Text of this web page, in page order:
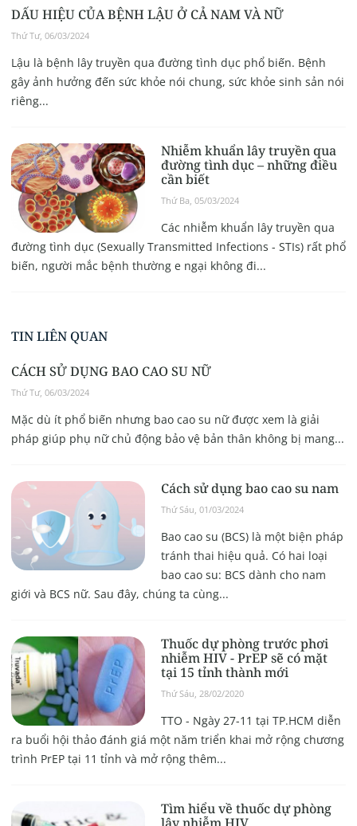
DẤU HIỆU CỦA BỆNH LẬU Ở CẢ NAM VÀ NỮ
Thứ Tư, 06/03/2024
Lậu là bệnh lây truyền qua đường tình dục phổ biến. Bệnh
gây ảnh hưởng đến sức khỏe nói chung, sức khỏe sinh sản nói
riêng...
Nhiễm khuẩn lây truyền qua
đường tình dục – những điều
cần biết
Thứ Ba, 05/03/2024
Các nhiễm khuẩn lây truyền qua
đường tình dục (Sexually Transmitted Infections - STIs) rất phổ
biến, người mắc bệnh thường e ngại không đi...
TIN LIÊN QUAN
CÁCH SỬ DỤNG BAO CAO SU NỮ
Thứ Tư, 06/03/2024
Mặc dù ít phổ biến nhưng bao cao su nữ được xem là giải
pháp giúp phụ nữ chủ động bảo vệ bản thân không bị mang...
Cách sử dụng bao cao su nam
Thứ Sáu, 01/03/2024
Bao cao su (BCS) là một biện pháp
tránh thai hiệu quả. Có hai loại
bao cao su: BCS dành cho nam
giới và BCS nữ. Sau đây, chúng ta cùng...
Thuốc dự phòng trước phơi
nhiễm HIV - PrEP sẽ có mặt
tại 15 tỉnh thành mới
Thứ Sáu, 28/02/2020
TTO - Ngày 27-11 tại TP.HCM diễn
ra buổi hội thảo đánh giá một năm triển khai mở rộng chương
trình PrEP tại 11 tỉnh và mở rộng thêm...
Tìm hiểu về thuốc dự phòng